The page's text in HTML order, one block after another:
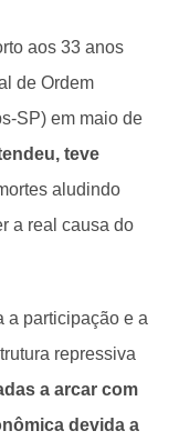
aos 33 anos
de Ordem
SP) em maio de
teve
aludindo
a real causa do
a participação e a
repressiva
a arcar com
devida a